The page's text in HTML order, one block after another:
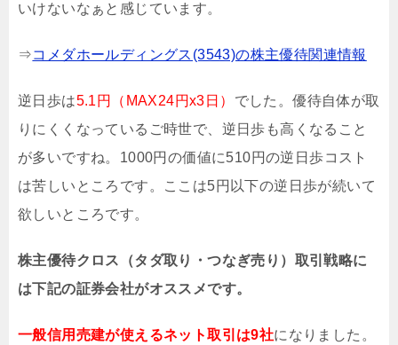
いけないなぁと感じています。
⇒コメダホールディングス(3543)の株主優待関連情報
逆日歩は5.1円（MAX24円x3日） でした。優待自体が取
りにくくなっているご時世で、逆日歩も高くなること
が多いですね。1000円の価値に510円の逆日歩コスト
は苦しいところです。ここは5円以下の逆日歩が続いて
欲しいところです。
株主優待クロス（タダ取り・つなぎ売り）取引戦略に
は下記の証券会社がオススメです。
一般信用売建が使えるネット取引は9社になりました。